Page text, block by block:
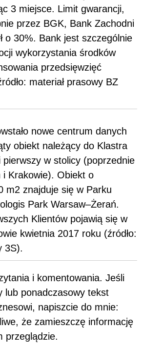
3 miejsce. Limit gwarancji,
przez BGK, Bank Zachodni
o 30%. Bank jest szczególnie
wykorzystania środków
przedsięwzięć
materiał prasowy BZ
nowe centrum danych
obiekt należący do Klastra
w stolicy (poprzednie
i Krakowie). Obiekt o
m2 znajduje się w Parku
Park Warsaw–Żerań.
Klientów pojawią się w
kwietnia 2017 roku (źródło:
3S).
i komentowania. Jeśli
lub ponadczasowy tekst
napiszcie do mnie:
że zamieszczę informację
przeglądzie.